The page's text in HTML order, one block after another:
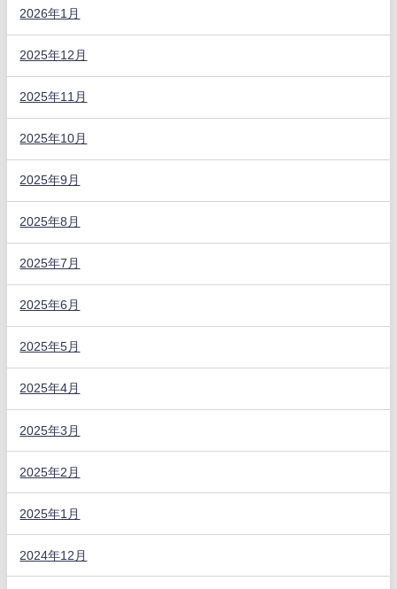
2026年1月
2025年12月
2025年11月
2025年10月
2025年9月
2025年8月
2025年7月
2025年6月
2025年5月
2025年4月
2025年3月
2025年2月
2025年1月
2024年12月